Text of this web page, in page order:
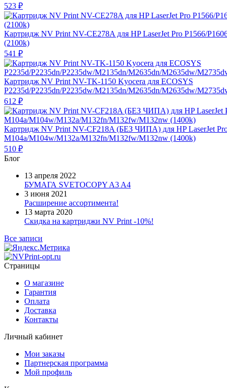
523 ₽
Картридж NV Print NV-CE278A для HP LaserJet Pro P1566/
(2100k)
541 ₽
Картридж NV Print NV-TK-1150 Kyocera для ECOSYS
P2235d/P2235dn/P2235dw/M2135dn/M2635dn/M2635dw/
612 ₽
Картридж NV Print NV-CF218A (БЕЗ ЧИПА) для HP LaserJet
M104a/M104w/M132a/M132fn/M132fw/M132nw (1400k)
510 ₽
Блог
13 апреля 2022
БУМАГА SVETOCOPY A3 A4
3 июня 2021
Расширение ассортимента!
13 марта 2020
Скидка на картриджи NV Print -10%!
Все записи
Страницы
О магазине
Гарантия
Оплата
Доставка
Контакты
Личный кабинет
Мои заказы
Партнерская программа
Мой профиль